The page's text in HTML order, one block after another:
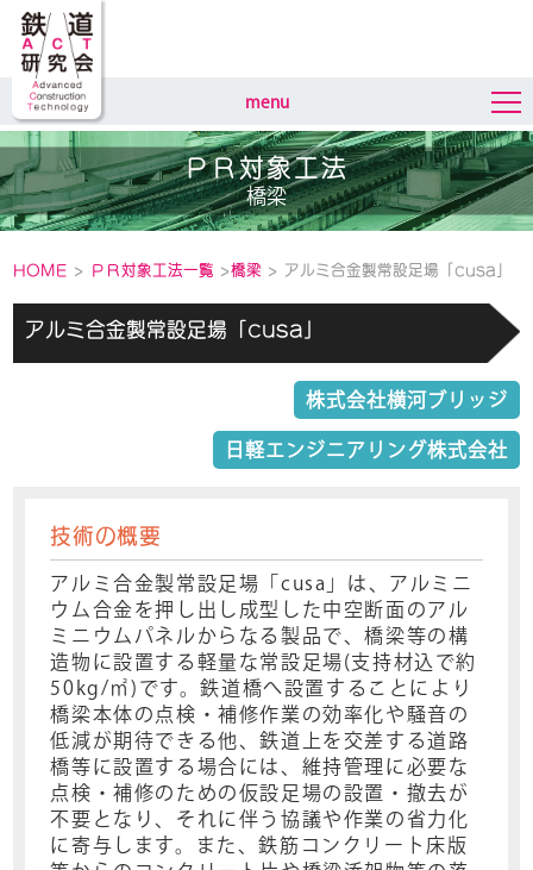
menu
ＰＲ対象工法
橋梁
HOME > ＰＲ対象工法一覧 >橋梁 > アルミ合金製常設足場「cusa」
アルミ合金製常設足場「cusa」
株式会社横河ブリッジ
日軽エンジニアリング株式会社
技術の概要
アルミ合金製常設足場「cusa」は、アルミニ
ウム合金を押し出し成型した中空断面のアル
ミニウムパネルからなる製品で、橋梁等の構
造物に設置する軽量な常設足場(支持材込で約
50kg/㎡)です。鉄道橋へ設置することにより
橋梁本体の点検・補修作業の効率化や騒音の
低減が期待できる他、鉄道上を交差する道路
橋等に設置する場合には、維持管理に必要な
点検・補修のための仮設足場の設置・撤去が
不要となり、それに伴う協議や作業の省力化
に寄与します。また、鉄筋コンクリート床版